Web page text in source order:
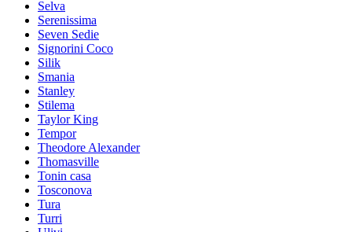
Selva
Serenissima
Seven Sedie
Signorini Coco
Silik
Smania
Stanley
Stilema
Taylor King
Tempor
Theodore Alexander
Thomasville
Tonin casa
Tosconova
Tura
Turri